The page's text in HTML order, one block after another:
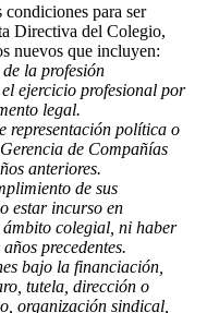
para ser
Directiva del Colegio,
nuevos que incluyen:
la profesión
ejercicio profesional por
legal.
representación política o
de Compañías
anteriores.
de sus
estar incurso en
ámbito colegial, ni haber
precedentes.
bajo la financiación,
tutela, dirección o
organización sindical,